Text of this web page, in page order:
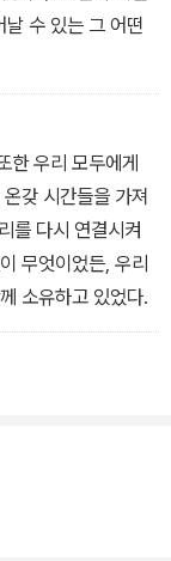
수 있는 그 어떤
한 우리 모두에게
갖 시간들을 가져
를 다시 연결시켜
이었든, 우리
소유하고 있었다.